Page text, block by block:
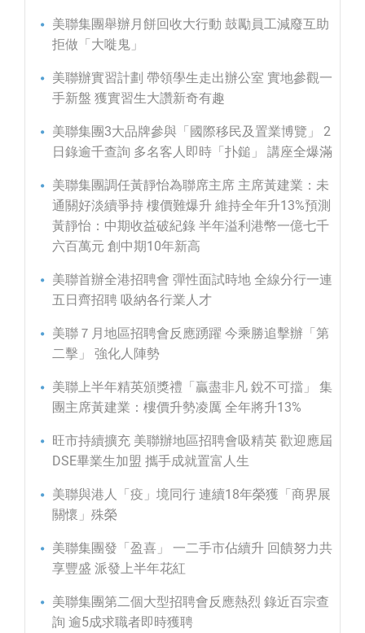
美聯集團舉辦月餅回收大行動 鼓勵員工減廢互助
拒做「大嘥鬼」
美聯辦實習計劃 帶領學生走出辦公室 實地參觀一
手新盤 獲實習生大讚新奇有趣
美聯集團3大品牌參與「國際移民及置業博覽」 2
日錄逾千查詢 多名客人即時「扑鎚」 講座全爆滿
美聯集團調任黃靜怡為聯席主席 主席黃建業：未
通關好淡續爭持 樓價難爆升 維持全年升13%預測
黃靜怡：中期收益破紀錄 半年溢利港幣一億七千
六百萬元 創中期10年新高
美聯首辦全港招聘會 彈性面試時地 全線分行一連
五日齊招聘 吸納各行業人才
美聯７月地區招聘會反應踴躍 今乘勝追擊辦「第
二擊」 強化人陣勢
美聯上半年精英頒獎禮「贏盡非凡 銳不可擋」 集
團主席黃建業：樓價升勢凌厲 全年將升13%
旺市持續擴充 美聯辦地區招聘會吸精英 歡迎應屆
DSE畢業生加盟 攜手成就置富人生
美聯與港人「疫」境同行 連續18年榮獲「商界展
關懷」殊榮
美聯集團發「盈喜」 一二手市佔續升 回饋努力共
享豐盛 派發上半年花紅
美聯集團第二個大型招聘會反應熱烈 錄近百宗查
詢 逾5成求職者即時獲聘